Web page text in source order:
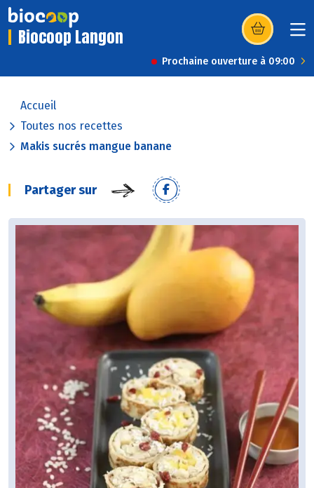
Biocoop Langon (s’ouvre dans
Prochaine ouverture à 09:00
Accueil
Toutes nos recettes
Makis sucrés mangue banane
Partager sur